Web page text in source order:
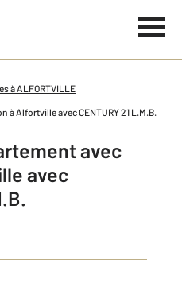
à ALFORTVILLE
à Alfortville avec CENTURY 21 L.M.B.
avec
avec